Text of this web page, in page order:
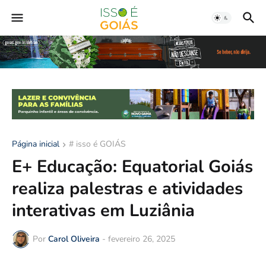
Página inicial # isso é GOIÁS
E+ Educação: Equatorial Goiás
realiza palestras e atividades
interativas em Luziânia
Por Carol Oliveira - fevereiro 26, 2025